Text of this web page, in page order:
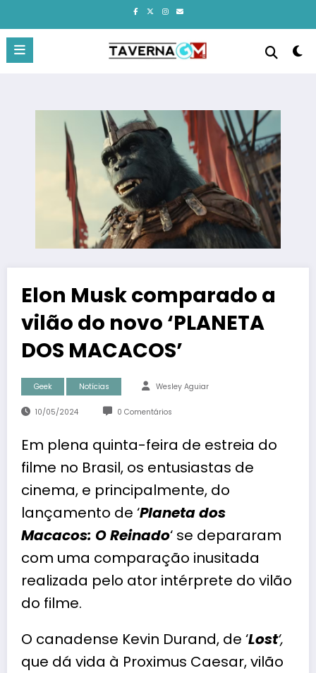
o
conteúdo
Elon Musk comparado a
vilão do novo ‘PLANETA
DOS MACACOS’
Geek Notícias Wesley Aguiar
10/05/2024 0 Comentários
Em plena quinta-feira de estreia do
filme no Brasil, os entusiastas de
cinema, e principalmente, do
lançamento de ‘Planeta dos
Macacos: O Reinado‘ se depararam
com uma comparação inusitada
realizada pelo ator intérprete do vilão
do filme.
O canadense Kevin Durand, de ‘Lost‘,
que dá vida à Proximus Caesar, vilão